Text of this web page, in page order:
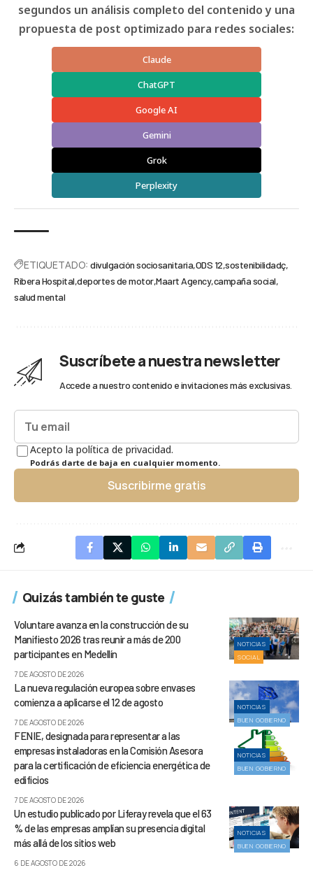
segundos un análisis completo del contenido y una
propuesta de post optimizado para redes sociales:
Claude
ChatGPT
Google AI
Gemini
Grok
Perplexity
ETIQUETADO: divulgación sociosanitaria ODS 12 sostenibilidadç
Ribera Hospital deportes de motor Maart Agency campaña social
salud mental
Suscríbete a nuestra newsletter
Accede a nuestro contenido e invitaciones más exclusivas.
Acepto la política de privacidad.
Podrás darte de baja en cualquier momento.
Suscribirme gratis
Quizás también te guste
NOTICIAS
SOCIAL
Voluntare avanza en la construcción de su
Manifiesto 2026 tras reunir a más de 200
participantes en Medellín
7 DE AGOSTO DE 2026
NOTICIAS
BUEN GOBIERNO
La nueva regulación europea sobre envases
comienza a aplicarse el 12 de agosto
7 DE AGOSTO DE 2026
NOTICIAS
BUEN GOBIERNO
FENIE, designada para representar a las
empresas instaladoras en la Comisión Asesora
para la certificación de eficiencia energética de
edificios
7 DE AGOSTO DE 2026
NOTICIAS
BUEN GOBIERNO
Un estudio publicado por Liferay revela que el 63
% de las empresas amplían su presencia digital
más allá de los sitios web
6 DE AGOSTO DE 2026